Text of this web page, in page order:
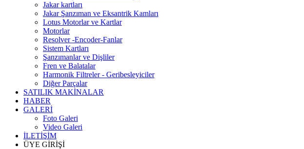
Jakar kartları
Jakar Şanzıman ve Eksantrik Kamları
Lotus Motorlar ve Kartlar
Motorlar
Resolver -Encoder-Fanlar
Sistem Kartları
Şanzımanlar ve Dişliler
Fren ve Balatalar
Harmonik Filtreler - Geribesleyiciler
Diğer Parçalar
SATILIK MAKİNALAR
HABER
GALERİ
Foto Galeri
Video Galeri
İLETİŞİM
ÜYE GİRİŞİ